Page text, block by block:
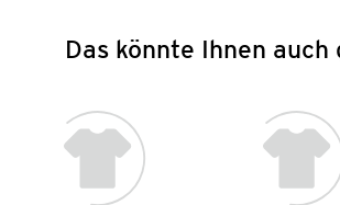
Das könnte Ihnen auch